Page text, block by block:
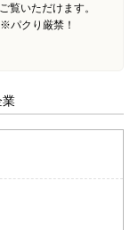
覧いただけます。
パクり厳禁！
業